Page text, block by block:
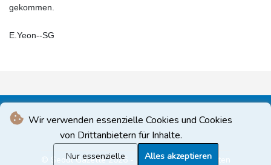
Wir verwenden essenzielle Cookies und Cookies
von Drittanbietern für Inhalte.
Nur essenzielle Alles akzeptieren
gekommen.
E.Yeon--SG
© Seoul Gazette 2026 - Alle Rechte vorbehalten